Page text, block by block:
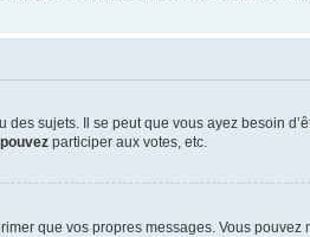
sujets. Il se peut que vous ayez besoin
pouvez participer aux votes, etc.
que vos propres messages. Vous